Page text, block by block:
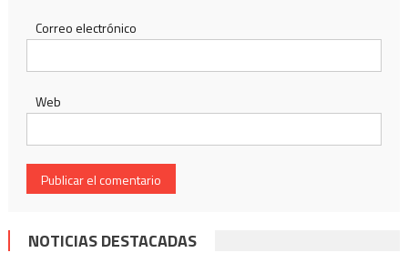
Correo electrónico
Web
NOTICIAS DESTACADAS